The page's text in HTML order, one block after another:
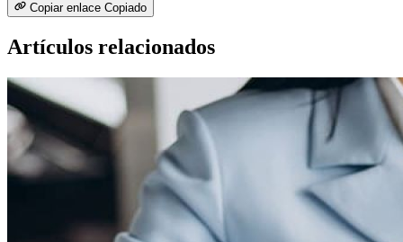
Copiar enlace Copiado
Artículos relacionados